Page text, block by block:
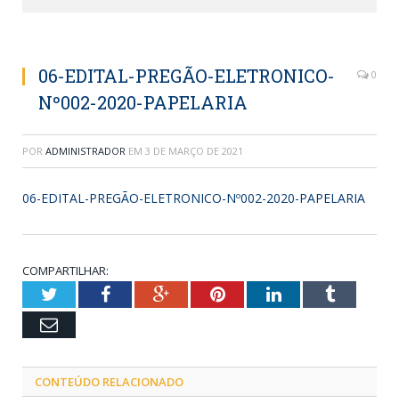
06-EDITAL-PREGÃO-ELETRONICO-
Nº002-2020-PAPELARIA
0
POR ADMINISTRADOR EM 3 DE MARÇO DE 2021
06-EDITAL-PREGÃO-ELETRONICO-Nº002-2020-PAPELARIA
COMPARTILHAR:
TwitterFacebookGoogle+PinterestLinkedInTumblr
Email
CONTEÚDO RELACIONADO